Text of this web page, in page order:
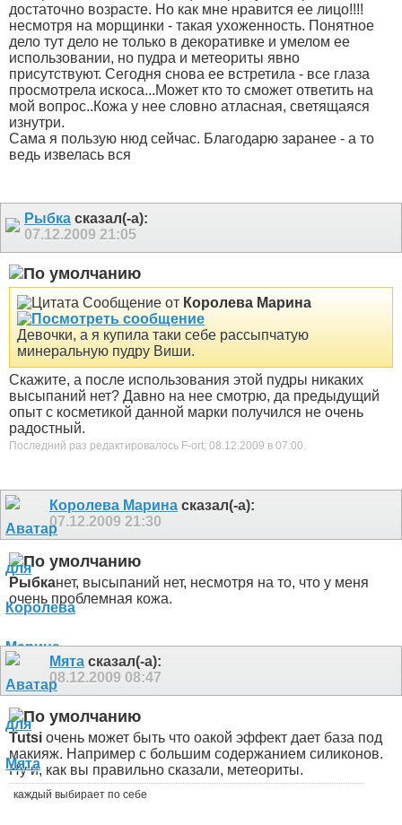
достаточно возрасте. Но как мне нравится ее лицо!!!!
несмотря на морщинки - такая ухоженность. Понятное
дело тут дело не только в декоративке и умелом ее
использовании, но пудра и метеориты явно
присутствуют. Сегодня снова ее встретила - все глаза
просмотрела искоса...Может кто то сможет ответить на
мой вопрос..Кожа у нее словно атласная, светящаяся
изнутри.
Сама я пользую нюд сейчас. Благодарю заранее - а то
ведь извелась вся
Рыбка сказал(-а):
07.12.2009 21:05
Сообщение от Королева Марина
Девочки, а я купила таки себе рассыпчатую
минеральную пудру Виши.
Скажите, а после использования этой пудры никаких
высыпаний нет? Давно на нее смотрю, да предыдущий
опыт с косметикой данной марки получился не очень
радостный.
Последний раз редактировалось F-ort; 08.12.2009 в 07:00.
Королева Марина сказал(-а):
07.12.2009 21:30
Рыбканет, высыпаний нет, несмотря на то, что у меня
очень проблемная кожа.
Мята сказал(-а):
08.12.2009 08:47
Tutsi очень может быть что оакой эффект дает база под
макияж. Например с большим содержанием силиконов.
Ну и, как вы правильно сказали, метеориты.
каждый выбирает по себе